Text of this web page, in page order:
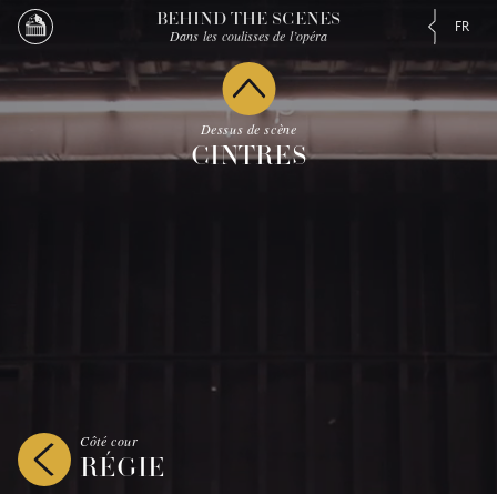
BEHIND THE SCENES
Dans les coulisses de l’opéra
FR
Dessus de scène
CINTRES
Côté cour
RÉGIE